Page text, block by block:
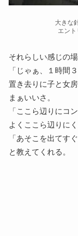
大きな
エン
それらしい感じの
「じゃぁ、１時間
置き去りに子と女
まぁいいさ。
「ここら辺りにコ
よくここら辺りに
「あそこを出てす
と教えてくれる。